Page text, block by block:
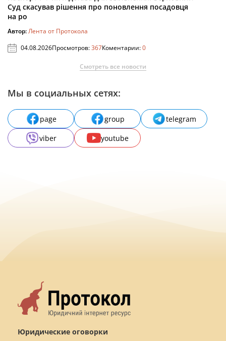
Суд скасував рішення про поновлення посадовця
на ро
Автор:Лента от Протокола
04.08.2026Просмотров:367Коментарии:0
Смотреть все новости
Мы в социальных сетях:
page group
telegram
viber
youtube
Юридические оговорки